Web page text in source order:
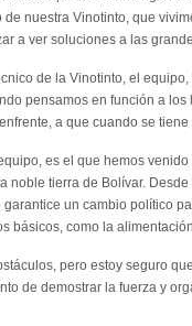
nuestra Vinotinto, que
a ver soluciones a las
de la Vinotinto, el
pensamos en función a
a que cuando se
es el que hemos
noble tierra de Bolívar.
un cambio político
básicos, como la
pero estoy seguro
de demostrar la fuerza y